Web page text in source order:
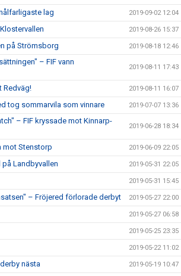
lag 2019-09-02 12:04
2019-08-26 15:37
på Strömsborg 2019-08-18 12:46
– FIF vann
2019-08-11 17:43
Redväg! 2019-08-11 16:07
tog sommarvila som vinnare 2019-07-07 13:36
– FIF kryssade mot Kinnarp-
2019-06-28 18:34
mot Stenstorp 2019-06-09 22:05
Landbyvallen 2019-05-31 22:05
2019-05-31 15:45
– Fröjered förlorade derbyt 2019-05-27 22:00
2019-05-27 06:58
2019-05-25 23:35
2019-05-22 11:02
nästa 2019-05-19 10:47